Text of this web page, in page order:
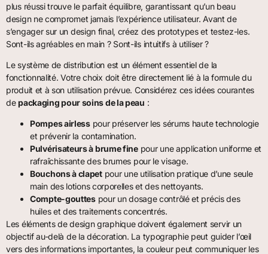
plus réussi trouve le parfait équilibre, garantissant qu’un beau
design ne compromet jamais l’expérience utilisateur. Avant de
s’engager sur un design final, créez des prototypes et testez-les.
Sont-ils agréables en main ? Sont-ils intuitifs à utiliser ?
Le système de distribution est un élément essentiel de la
fonctionnalité. Votre choix doit être directement lié à la formule du
produit et à son utilisation prévue. Considérez ces idées courantes
depackaging pour soins de la peau :
Pompes airlesspour préserver les sérums haute technologie
et prévenir la contamination.
Pulvérisateurs à brume finepour une application uniforme et
rafraîchissante des brumes pour le visage.
Bouchons à clapetpour une utilisation pratique d’une seule
main des lotions corporelles et des nettoyants.
Compte-gouttespour un dosage contrôlé et précis des
huiles et des traitements concentrés.
Les éléments de design graphique doivent également servir un
objectif au-delà de la décoration. La typographie peut guider l’œil
vers des informations importantes, la couleur peut communiquer les